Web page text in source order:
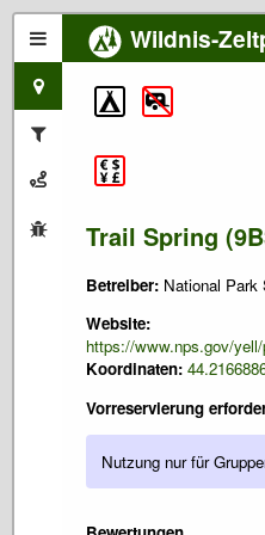
Wildnis-
Trail Spring
Betreiber: National Park
Website:
https://www.nps.gov/
Koordinaten:
Vorreservierung
Nutzung nur für